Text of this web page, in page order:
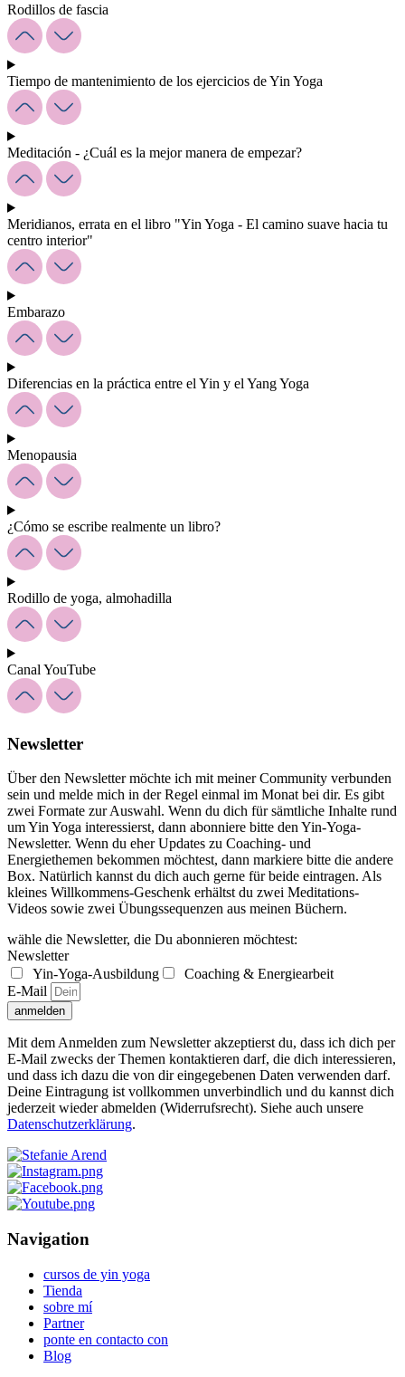
Rodillos de fascia
Tiempo de mantenimiento de los ejercicios de Yin Yoga
Meditación - ¿Cuál es la mejor manera de empezar?
Meridianos, errata en el libro "Yin Yoga - El camino suave hacia tu
centro interior"
Embarazo
Diferencias en la práctica entre el Yin y el Yang Yoga
Menopausia
¿Cómo se escribe realmente un libro?
Rodillo de yoga, almohadilla
Canal YouTube
Newsletter
Über den Newsletter möchte ich mit meiner Community verbunden
sein und melde mich in der Regel einmal im Monat bei dir. Es gibt
zwei Formate zur Auswahl. Wenn du dich für sämtliche Inhalte rund
um Yin Yoga interessierst, dann abonniere bitte den Yin-Yoga-
Newsletter. Wenn du eher Updates zu Coaching- und
Energiethemen bekommen möchtest, dann markiere bitte die andere
Box. Natürlich kannst du dich auch gerne für beide eintragen. Als
kleines Willkommens-Geschenk erhältst du zwei Meditations-
Videos sowie zwei Übungssequenzen aus meinen Büchern.
wähle die Newsletter, die Du abonnieren möchtest:
Newsletter
Yin-Yoga-Ausbildung
Coaching & Energiearbeit
E-Mail
anmelden
Mit dem Anmelden zum Newsletter akzeptierst du, dass ich dich per
E-Mail zwecks der Themen kontaktieren darf, die dich interessieren,
und dass ich dazu die von dir eingegebenen Daten verwenden darf.
Deine Eintragung ist vollkommen unverbindlich und du kannst dich
jederzeit wieder abmelden (Widerrufsrecht). Siehe auch unsere
Datenschutzerklärung.
Navigation
cursos de yin yoga
Tienda
sobre mí
Partner
ponte en contacto con
Blog